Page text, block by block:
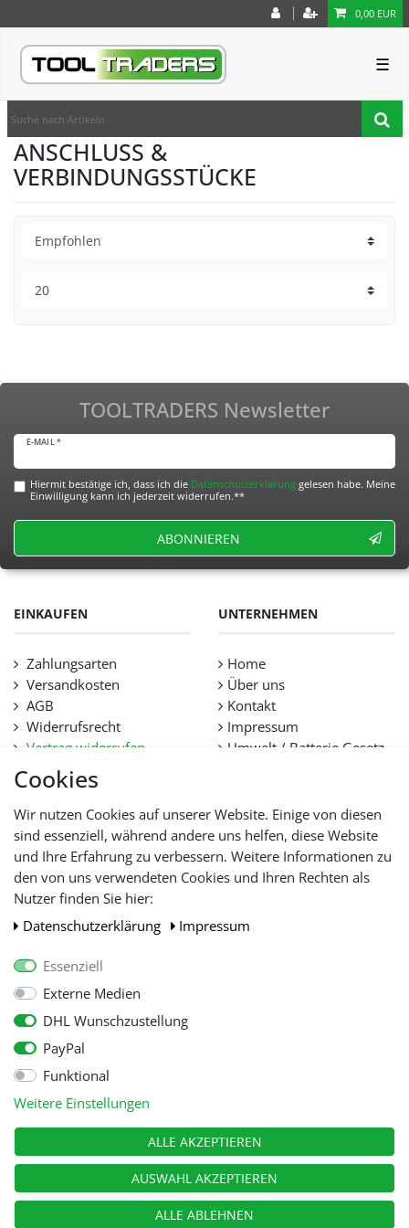
Cookies
Wir nutzen Cookies auf unserer Website. Einige von diesen
sind essenziell, während andere uns helfen, diese Website
und Ihre Erfahrung zu verbessern. Weitere Informationen zu
den von uns verwendeten Cookies und Ihren Rechten als
Nutzer finden Sie hier:
Daten­schutz­erklärung
Impressum
Essenziell
Externe Medien
DHL Wunschzustellung
PayPal
Funktional
Weitere Einstellungen
ALLE AKZEPTIEREN
AUSWAHL AKZEPTIEREN
ALLE ABLEHNEN
0,00 EUR
☰
ANSCHLUSS &
VERBINDUNGSSTÜCKE
TOOLTRADERS Newsletter
E-MAIL *
Hiermit bestätige ich, dass ich die Daten­schutz­erklärunggelesen habe. Meine
Einwilligung kann ich jederzeit widerrufen.**
ABONNIEREN
EINKAUFEN
Zahlungsarten
Versandkosten
AGB
Widerrufsrecht
Vertrag widerrufen
Datenschutz
Hilfe
Lieferfristen und
Lieferbeschränkung
UNTERNEHMEN
Home
Über uns
Kontakt
Impressum
Umwelt / Batterie Gesetz
WIR AKZEPTIEREN
© Copyright 2026 Tooltraders GmbH. Alle Rechte vorbehalten